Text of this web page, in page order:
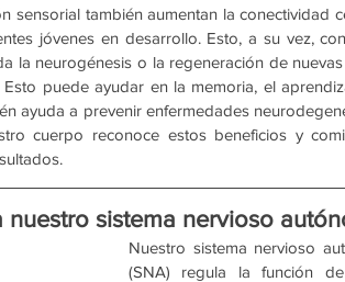
sensorial también aumentan la conectividad
jóvenes en desarrollo. Esto, a su vez,
la neurogénesis o la regeneración de
puede ayudar en la memoria, el
ayuda a prevenir enfermedades
cuerpo reconoce estos beneficios y
sistema nervioso
Nuestro sistema nervioso
(SNA) regula la función